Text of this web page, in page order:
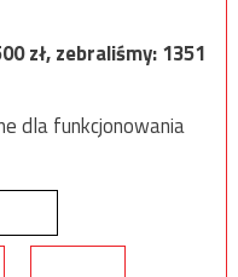
zł, zebraliśmy:1351
dla funkcjonowania